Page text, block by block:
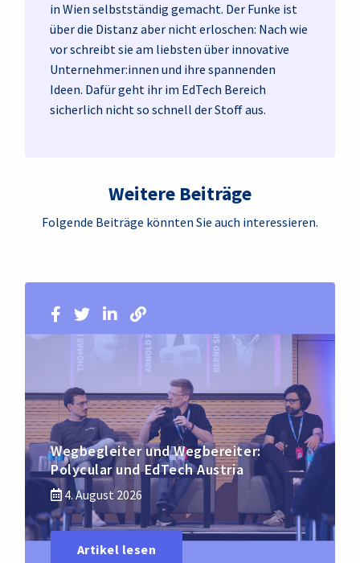
in Wien selbstständig gemacht. Der Funke ist
über die Distanz aber nicht erloschen: Nach wie
vor schreibt sie am liebsten über innovative
Unternehmer:innen und ihre spannenden
Ideen. Dafür geht ihr im EdTech Bereich
sicherlich nicht so schnell der Stoff aus.
Weitere Beiträge
Folgende Beiträge könnten Sie auch interessieren.
Wegbegleiter und Wegbereiter:
Polycular und EdTech Austria
4. August 2026
Artikel lesen